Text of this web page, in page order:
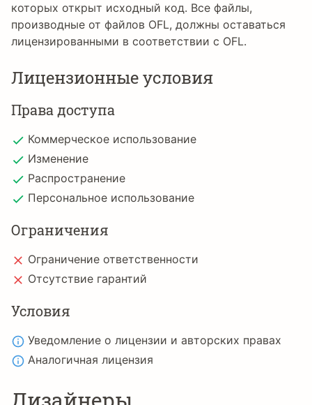
которых открыт исходный код. Все файлы,
производные от файлов OFL, должны оставаться
лицензированными в соответствии с OFL.
Лицензионные условия
Права доступа
Коммерческое использование
Изменение
Распространение
Персональное использование
Ограничения
Ограничение ответственности
Отсутствие гарантий
Условия
Уведомление о лицензии и авторских правах
Аналогичная лицензия